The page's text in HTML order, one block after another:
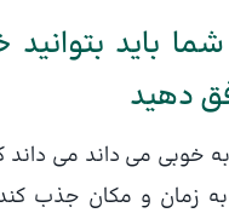
باید بتوانید
دهید
خوبی می داند می داند
به زمان و مکان جذب